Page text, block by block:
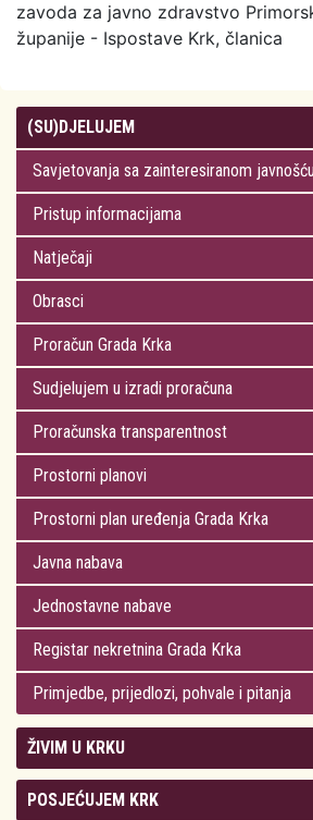
zavoda za javno zdravstvo
županije - Ispostave Krk, članica
(SU)DJELUJEM
Savjetovanja sa zainteresiranom javnošću
Pristup informacijama
Natječaji
Obrasci
Proračun Grada Krka
Sudjelujem u izradi proračuna
Proračunska transparentnost
Prostorni planovi
Prostorni plan uređenja Grada Krka
Javna nabava
Jednostavne nabave
Registar nekretnina Grada Krka
Primjedbe, prijedlozi, pohvale i pitanja
ŽIVIM U KRKU
Kolegij gradonačelnika
POSJEĆUJEM KRK